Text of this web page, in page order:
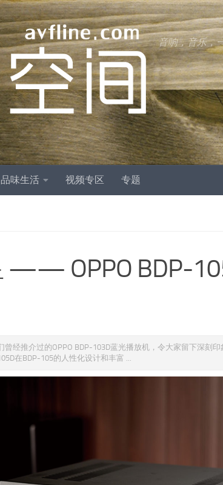
音响，音乐，
品味生活 视频专区 专题
—— OPPO BDP-
经推介过的OPPO BDP-103D蓝光播放机，令大家留下深刻
在BDP-105的人性化设计和丰富 ...